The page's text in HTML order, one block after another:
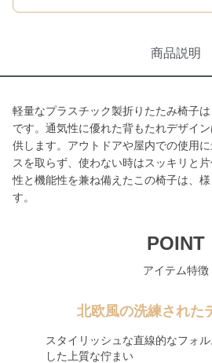
商品説明
軽量なプラスチック製折りたたみ椅子
です。通気性に優れた背もたれデザイ
供します。アウトドアや屋内での使用
スを取らず、使わない時はスッキリと
性と機能性を兼ね備えたこの椅子は、
す。
POINT
アイテム特徴
北欧風の洗練された
スタイリッシュな直線的なフォ
した上質な佇まい